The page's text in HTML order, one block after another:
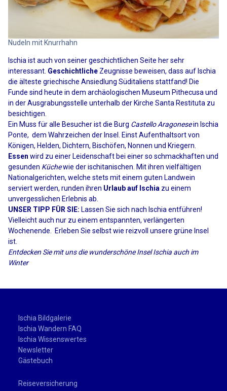
Nudeln mit Knurrhahn
Ischia ist auch von seiner geschichtlichen Seite her sehr
interessant. Geschichtliche Zeugnisse beweisen, dass auf Ischia
die älteste griechische Ansiedlung Süditaliens stattfand! Die
Funde sind heute in dem archäologischen Museum Pithecusa und
in der Ausgrabungsstelle unterhalb der Kirche Santa Restituta zu
besichtigen.
Ein Muss für alle Besucher ist die Burg Castello Aragonesein Ischia
Ponte, dem Wahrzeichen der Insel. Einst Aufenthaltsort von
Königen, Helden, Dichtern, Bischöfen, Nonnen und Kriegern.
Essen wird zu einer Leidenschaft bei einer so schmackhaften und
gesunden Küchewie der ischitanischen. Mit ihren vielfältigen
Nationalgerichten, welche stets mit einem guten Landwein
serviert werden, runden ihren Urlaub auf Ischia zu einem
unvergesslichen Erlebnis ab.
UNSER TIPP FÜR SIE: Lassen Sie sich nach Ischia entführen!
Vielleicht auch nur zu einem entspannten, verlängerten
Wochenende. Erleben Sie selbst wie reizvoll unsere grüne Insel
ist.
Entdecken Sie mit uns die wunderschöne Insel Ischia auch im
Winter
Ischia Bildgalerie
Ischia Wandern FAQ
Ischia Wissenswertes
Newsletter
Gästebuch
Reiseversicherung